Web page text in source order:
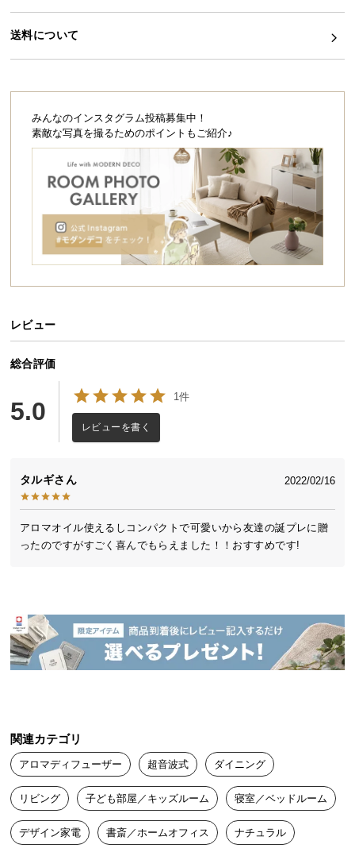
ト
か
ド
お
支
払
つ
配
送
料
に
大
型
商
送
に
つ
い
て
送料について
みんなのインスタグラム投稿募集中！
素敵な写真を撮るためのポイントもご紹介♪
レビュー
総合評価
5.0
1件
レビューを書く
タルギ 2022/02/16
アロマオイル使えるしコンパクトで可愛いから友達の誕プレに贈
ったのですがすごく喜んでもらえました！！おすすめです!
関連カテゴリ
アロマディフューザー 超音波式 ダイニング
リビング 子ども部屋／キッズルーム 寝室／ベッドルーム
デザイン家電 書斎／ホームオフィス ナチュラル